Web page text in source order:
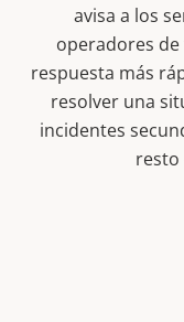
avisa a los
operadores
respuesta más
resolver una
incidentes
resto